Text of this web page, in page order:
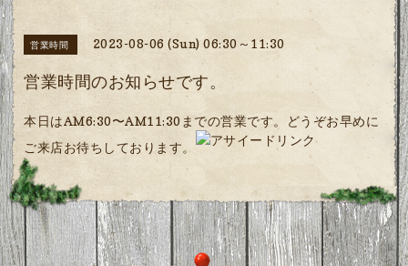
営業時間 2023-08-06 (Sun) 06:30～11:30
営業時間のお知らせです。
本日はAM6:30〜AM11:30までの営業です。どうぞお早めに
ご来店お待ちしております。